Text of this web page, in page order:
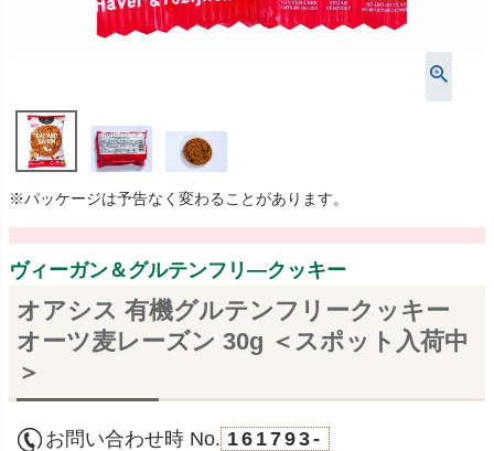
※パッケージは予告なく変わることがあります。
ヴィーガン＆グルテンフリ―クッキー
オアシス 有機グルテンフリークッキー
オーツ麦レーズン 30g ＜スポット入荷中
＞
お問い合わせ時 No. 161793-